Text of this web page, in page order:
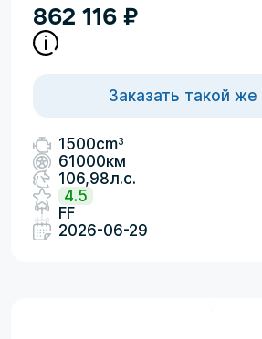
862 116 ₽
Заказать такой же
1500cm3
61000км
106,98л.с.
4.5
FF
2026-06-29